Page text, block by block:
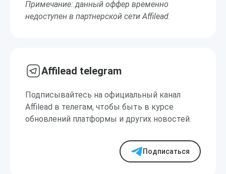
Примечание: данный оффер временно
недоступен в партнерской сети Affilead.
Affilead telegram
Подписывайтесь на официальный канал
Affilead в телегам, чтобы быть в курсе
обновлений платформы и других новостей.
Подписаться